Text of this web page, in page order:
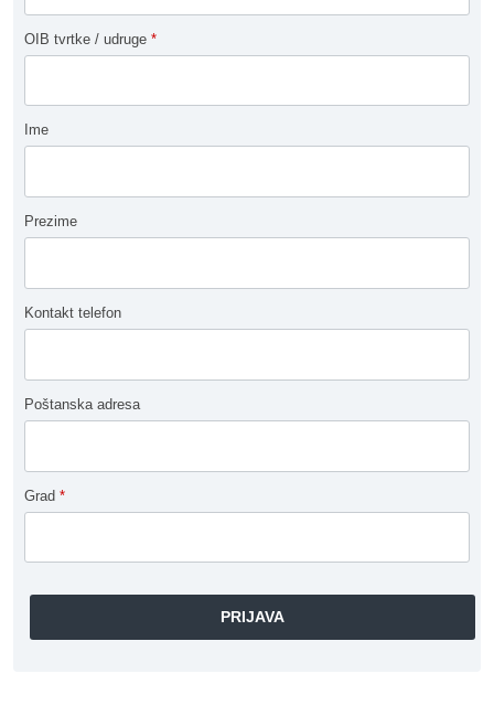
OIB tvrtke / udruge *
Ime
Prezime
Kontakt telefon
Poštanska adresa
Grad *